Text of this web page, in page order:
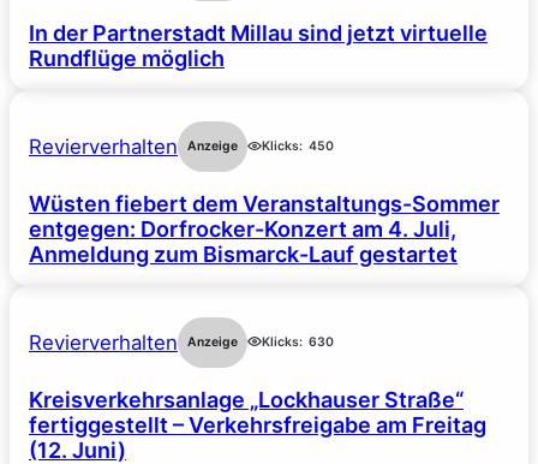
In der Partnerstadt Millau sind jetzt virtuelle
Rundflüge möglich
Revierverhalten Anzeige Klicks: 450
Wüsten fiebert dem Veranstaltungs-Sommer
entgegen: Dorfrocker-Konzert am 4. Juli,
Anmeldung zum Bismarck-Lauf gestartet
Revierverhalten Anzeige Klicks: 630
Kreisverkehrsanlage „Lockhauser Straße“
fertiggestellt – Verkehrsfreigabe am Freitag
(12. Juni)